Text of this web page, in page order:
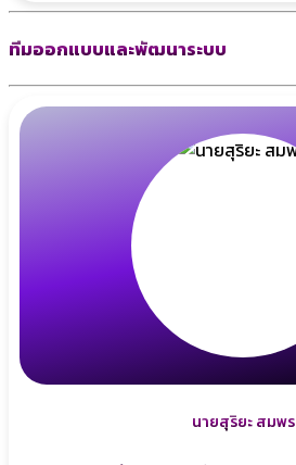
ทีมออกแบบและพัฒนาระบบ
นายสุริยะ สมพร